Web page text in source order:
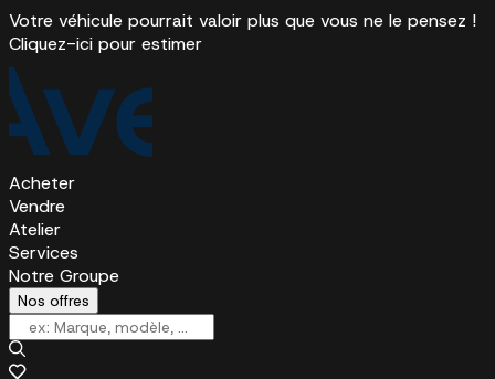
Votre véhicule pourrait valoir plus que vous ne le pensez !
Cliquez-ici pour estimer
Acheter
Vendre
Atelier
Services
Notre Groupe
Nos offres